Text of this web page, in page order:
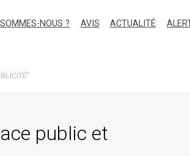
NOUS ? AVIS ACTUALITÉ
public et